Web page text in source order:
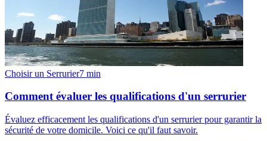
Choisir un Serrurier7 min
Comment évaluer les qualifications d'un serrurier
Évaluez efficacement les qualifications d'un serrurier pour garantir la
sécurité de votre domicile. Voici ce qu'il faut savoir.